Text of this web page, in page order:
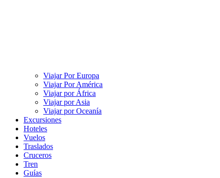
Viajar Por Europa
Viajar Por América
Viajar por África
Viajar por Asia
Viajar por Oceanía
Excursiones
Hoteles
Vuelos
Traslados
Cruceros
Tren
Guías